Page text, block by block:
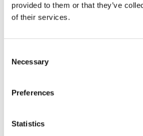
provided to them or that they’ve
of their services.
Selection
Necessary
Preferences
Statistics
Halkey Roberts-Ventil
Abmessungen im aufgeblasenen
8" Finne (Montage ohne
Nose rocker: 9", Tail rocker: 0"
Gewicht Paket: 13,9kg | 30.9lbs